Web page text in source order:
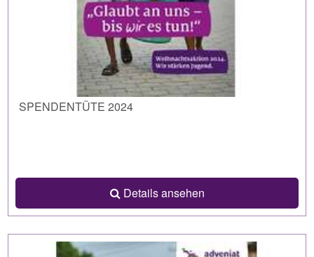
SPENDENTÜTE 2024
Details ansehen